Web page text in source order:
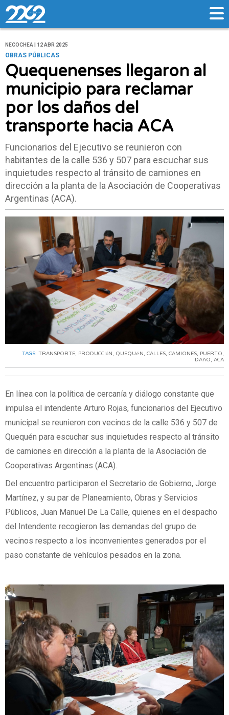
NECOCHEA | 12 ABR 2025
OBRAS PÚBLICAS
Quequenenses llegaron al
municipio para reclamar
por los daños del
transporte hacia ACA
Funcionarios del Ejecutivo se reunieron con
habitantes de la calle 536 y 507 para escuchar sus
inquietudes respecto al tránsito de camiones en
dirección a la planta de la Asociación de Cooperativas
Argentinas (ACA).
TAGS: TRANSPORTE, PRODUCCIóN , QUEQUéN , CALLES, CAMIONES, PUERTO,
DAñO, ACA
En línea con la política de cercanía y diálogo constante que
impulsa el intendente Arturo Rojas, funcionarios del Ejecutivo
municipal se reunieron con vecinos de la calle 536 y 507 de
Quequén para escuchar sus inquietudes respecto al tránsito
de camiones en dirección a la planta de la Asociación de
Cooperativas Argentinas (ACA).
Del encuentro participaron el Secretario de Gobierno, Jorge
Martínez, y su par de Planeamiento, Obras y Servicios
Públicos, Juan Manuel De La Calle, quienes en el despacho
del Intendente recogieron las demandas del grupo de
vecinos respecto a los inconvenientes generados por el
paso constante de vehículos pesados en la zona.